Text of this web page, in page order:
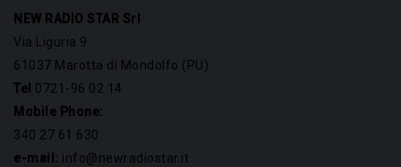
NEW RADIO STAR Srl
Via Liguria 9
61037 Marotta di Mondolfo (PU)
Tel 0721-96 02 14
Mobile Phone:
340 27 61 630
e-mail: info@newradiostar.it